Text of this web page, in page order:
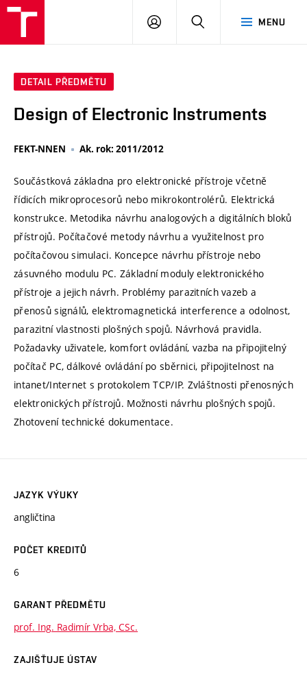
MENU
PŘIHLÁSIT
DETAIL PŘEDMĚTU
Design of Electronic Instruments
FEKT-NNEN Ak. rok: 2011/2012
Součástková základna pro elektronické přístroje včetně
řídicích mikroprocesorů nebo mikrokontrolérů. Elektrická
konstrukce. Metodika návrhu analogových a digitálních bloků
přístrojů. Počítačové metody návrhu a využitelnost pro
počítačovou simulaci. Koncepce návrhu přístroje nebo
zásuvného modulu PC. Základní moduly elektronického
přístroje a jejich návrh. Problémy parazitních vazeb a
přenosů signálů, elektromagnetická interference a odolnost,
parazitní vlastnosti plošných spojů. Návrhová pravidla.
Požadavky uživatele, komfort ovládání, vazba na připojitelný
počítač PC, dálkové ovládání po sběrnici, připojitelnost na
intanet/Internet s protokolem TCP/IP. Zvláštnosti přenosných
elektronických přístrojů. Možnosti návrhu plošných spojů.
Zhotovení technické dokumentace.
JAZYK VÝUKY
angličtina
POČET KREDITŮ
6
GARANT PŘEDMĚTU
prof. Ing. Radimír Vrba, CSc.
ZAJIŠŤUJE ÚSTAV